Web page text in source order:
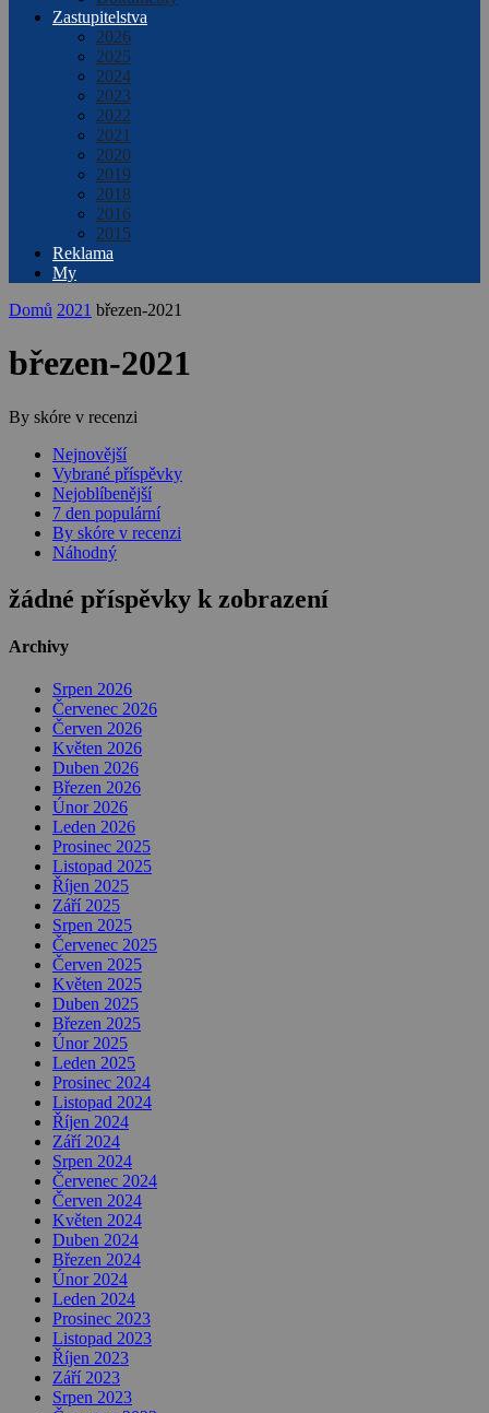
Zastupitelstva
2026
2025
2024
2023
2022
2021
2020
2019
2018
2016
2015
Reklama
My
Domů 2021 březen-2021
březen-2021
By skóre v recenzi
Nejnovější
Vybrané příspěvky
Nejoblíbenější
7 den populární
By skóre v recenzi
Náhodný
žádné příspěvky k zobrazení
Archivy
Srpen 2026
Červenec 2026
Červen 2026
Květen 2026
Duben 2026
Březen 2026
Únor 2026
Leden 2026
Prosinec 2025
Listopad 2025
Říjen 2025
Září 2025
Srpen 2025
Červenec 2025
Červen 2025
Květen 2025
Duben 2025
Březen 2025
Únor 2025
Leden 2025
Prosinec 2024
Listopad 2024
Říjen 2024
Září 2024
Srpen 2024
Červenec 2024
Červen 2024
Květen 2024
Duben 2024
Březen 2024
Únor 2024
Leden 2024
Prosinec 2023
Listopad 2023
Říjen 2023
Září 2023
Srpen 2023